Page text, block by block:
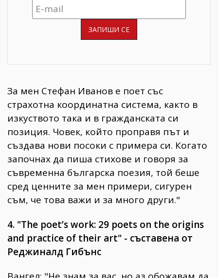
За мен Стефан Иванов е поет със
страхотна координатна система, както в
изкуството така и в гражданската си
позиция. Човек, който проправя път и
създава нови посоки с примера си. Когато
започнах да пиша стихове и говоря за
съвременна българска поезия, той беше
сред ценните за мен примери, сигурен
съм, че това важи и за много други."
4. "The poet’s work: 29 poets on the origins
and practice of their art" - съставена от
Реджиналд Гибънс